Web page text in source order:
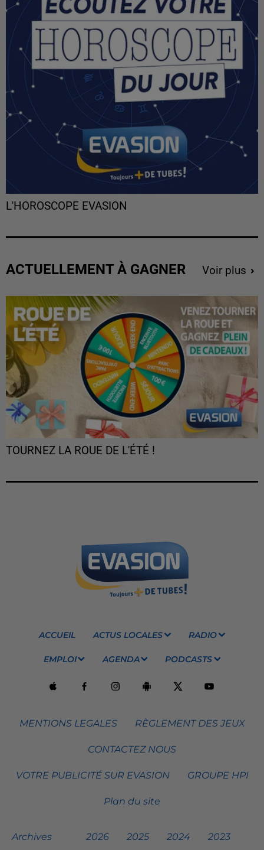
L'HOROSCOPE EVASION
ACTUELLEMENT À GAGNER Voir plus
TOURNEZ LA ROUE DE L'ÉTÉ !
ACCUEIL ACTUS LOCALES RADIO
EMPLOI AGENDA PODCASTS
MENTIONS LEGALES RÈGLEMENT DES JEUX
CONTACTEZ NOUS
VOTRE PUBLICITÉ SUR EVASION GROUPE HPI
Plan du site
Archives 2026 2025 2024 2023